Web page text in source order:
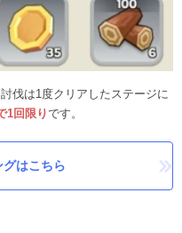
伐は1度クリアしたステージに
1回限りです。
はこちら